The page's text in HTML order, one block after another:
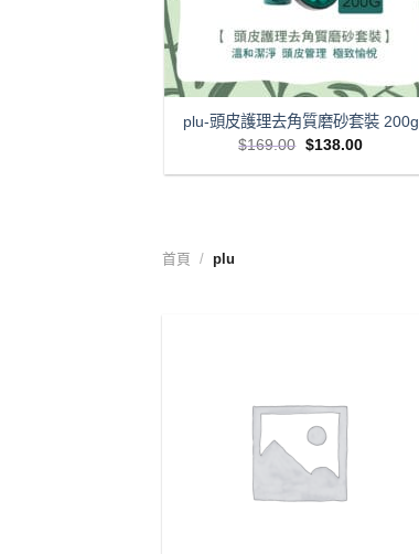
plu-頭皮護理去角質磨砂套裝 200g
$169.00 Original
was:
$138.00Current
is:
首頁 / plu